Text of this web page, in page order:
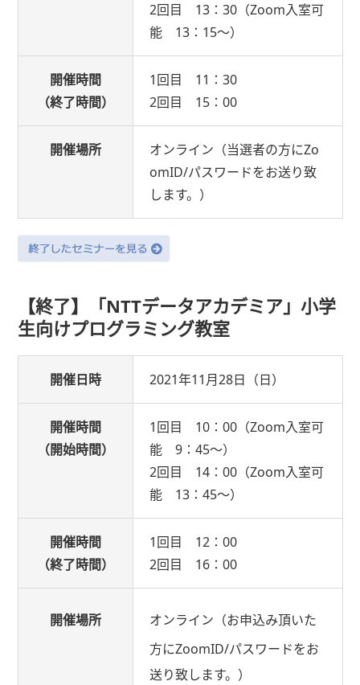
2回目 13：30（Zoom入室可
能 13：15～）
開催時間
（終了時間）
1回目 11：30
2回目 15：00
開催場所
オンライン（当選者の方にZo
omID/パスワードをお送り致
します。）
【終了】「NTTデータアカデミア」小学
生向けプログラミング教室
開催日時 2021年11月28日（日）
開催時間
（開始時間）
1回目 10：00（Zoom入室可
能 9：45～）
2回目 14：00（Zoom入室可
能 13：45～）
開催時間
（終了時間）
1回目 12：00
2回目 16：00
開催場所
オンライン（お申込み頂いた
方にZoomID/パスワードをお
送り致します。）